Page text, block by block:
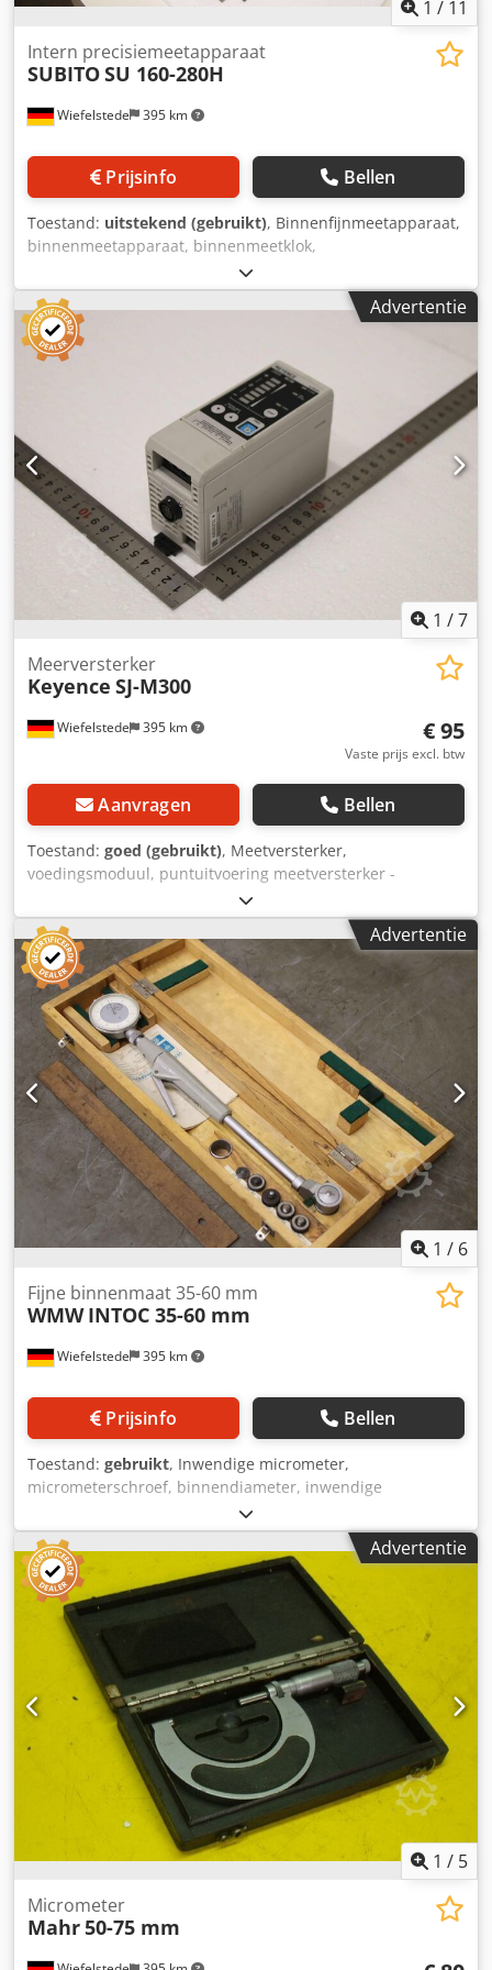
1 / 11
Wiefelstede 395 km
Intern precisiemeetapparaat
SUBITOSU 160-280H
Prijsinfo Bellen
Toestand: uitstekend (gebruikt), Binnenfijnmeetapparaat,
binnenmeetapparaat, binnenmeetklok,
binnenfijnmeetklok, binnenmeetschroeven,
micrometerschroef, binnendiameter,
binnenfijnmeetapparaat, cilindermaat. Crodjy Rtluepfx
Adpsf -Meetbereik: 160-295 mm -Afmetingen:
200/485/H135 mm -Gewicht: 4 kg
Advertentie
1 /7
Wiefelstede 395 km
Meerversterker
Keyence SJ-M300
€ 95
Vaste prijs excl. btw
Aanvragen Bellen
Toestand: goed (gebruikt), Meetversterker,
voedingsmoduul, puntuitvoering meetversterker -
Fabrikant: Keyence, meetversterker puntuitvoering -Type:
SJ-M300 -Afmetingen: 130/50/H75 mm -Gewicht: 0,2 kg
Crodex S Evzopfx Adpef
Advertentie
1 / 6
Wiefelstede 395 km
Fijne binnenmaat 35-60 mm
WMW INTOC 35-60 mm
Prijsinfo Bellen
Toestand: gebruikt, Inwendige micrometer,
micrometerschroef, binnendiameter, inwendige
micrometer, cilindermaat, Crsdpfx Ael Ha R Redpjf -
meetbereik: 35-60 mm -afmetingen: 115/450/H60 mm -
gewicht 1,6 kg
Advertentie
1 / 5
Micrometer
Mahr50-75 mm